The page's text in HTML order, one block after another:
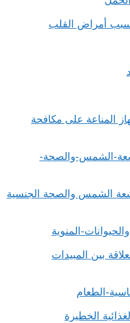
أمراض القلب
المناعة على مكافحة
الشمس والصحة الجنسية
بين المبيدات
الخطيرة